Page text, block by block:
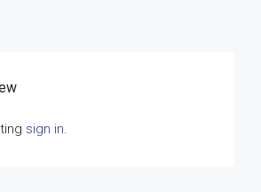
sign in.